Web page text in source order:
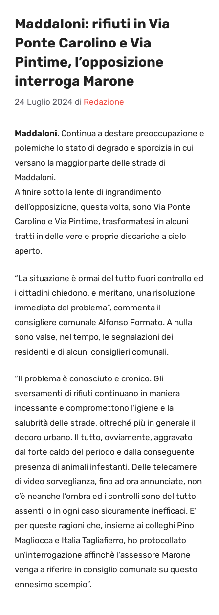
Maddaloni: rifiuti in Via
Ponte Carolino e Via
Pintime, l’opposizione
interroga Marone
24 Luglio 2024 di Redazione
Maddaloni. Continua a destare preoccupazione e
polemiche lo stato di degrado e sporcizia in cui
versano la maggior parte delle strade di
Maddaloni.
A finire sotto la lente di ingrandimento
dell’opposizione, questa volta, sono Via Ponte
Carolino e Via Pintime, trasformatesi in alcuni
tratti in delle vere e proprie discariche a cielo
aperto.
“La situazione è ormai del tutto fuori controllo ed
i cittadini chiedono, e meritano, una risoluzione
immediata del problema”, commenta il
consigliere comunale Alfonso Formato. A nulla
sono valse, nel tempo, le segnalazioni dei
residenti e di alcuni consiglieri comunali.
“Il problema è conosciuto e cronico. Gli
sversamenti di rifiuti continuano in maniera
incessante e compromettono l’igiene e la
salubrità delle strade, oltreché più in generale il
decoro urbano. Il tutto, ovviamente, aggravato
dal forte caldo del periodo e dalla conseguente
presenza di animali infestanti. Delle telecamere
di video sorveglianza, fino ad ora annunciate, non
c’è neanche l’ombra ed i controlli sono del tutto
assenti, o in ogni caso sicuramente inefficaci. E’
per queste ragioni che, insieme ai colleghi Pino
Magliocca e Italia Tagliafierro, ho protocollato
un’interrogazione affinchè l’assessore Marone
venga a riferire in consiglio comunale su questo
ennesimo scempio”.